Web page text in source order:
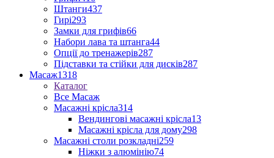
Штанги437
Гирі293
Замки для грифів66
Набори лава та штанга44
Опції до тренажерів287
Підставки та стійки для дисків287
Масаж1318
Каталог
Все Масаж
Масажні крісла314
Вендингові масажні крісла13
Масажні крісла для дому298
Масажні столи розкладні259
Ніжки з алюмінію74